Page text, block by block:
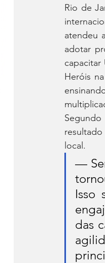
Rio de
atendeu
adotar
capacitar
Heróis
local.
—
Isso
das